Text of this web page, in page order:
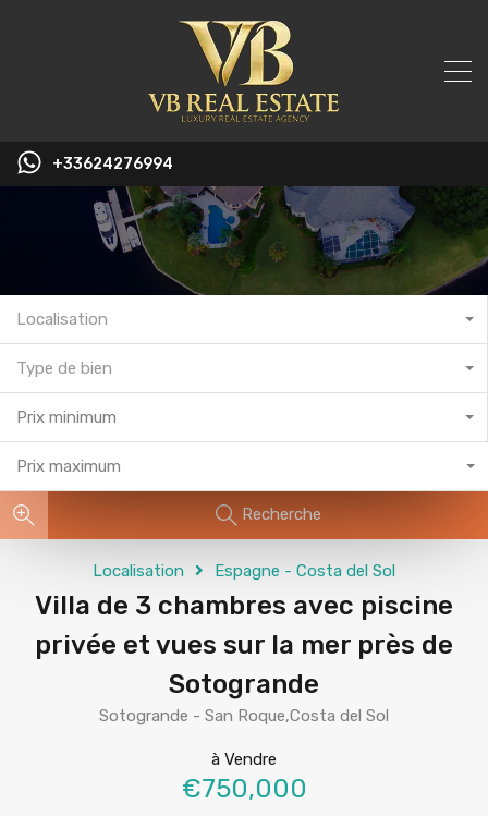
+33624276994
Localisation
Type de bien
Prix minimum
Prix maximum
Recherche
Localisation Espagne - Costa del Sol
Villa de 3 chambres avec piscine
privée et vues sur la mer près de
Sotogrande
Sotogrande - San Roque,Costa del Sol
à Vendre
€750,000